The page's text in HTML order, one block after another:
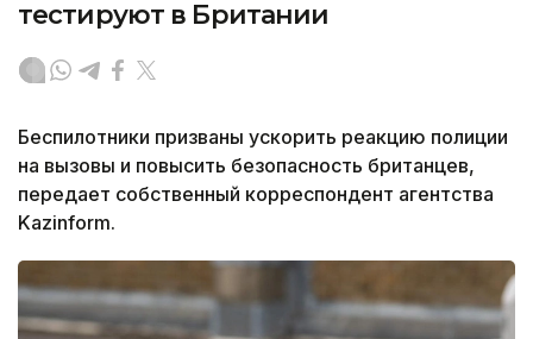
тестируют в Британии
Беспилотники призваны ускорить реакцию полиции
на вызовы и повысить безопасность британцев,
передает собственный корреспондент агентства
Kazinform.